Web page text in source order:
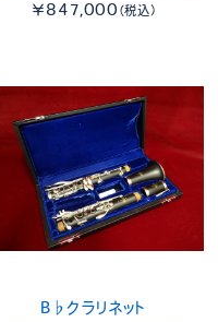
￥847,000 （税込）
B♭クラリネット